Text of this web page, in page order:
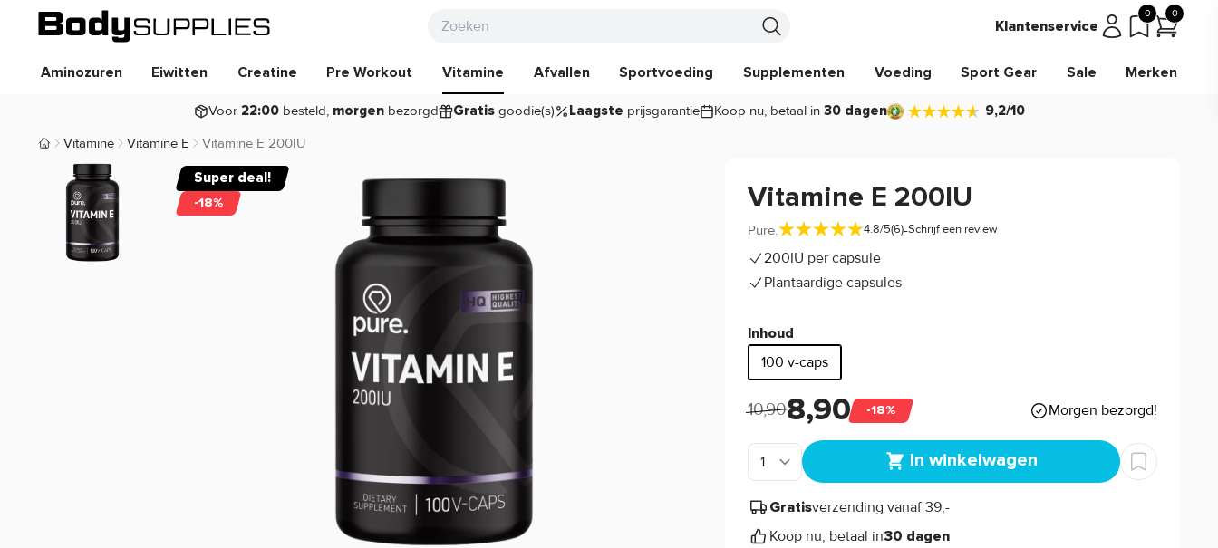
Klantenservice
0 0
Aminozuren Eiwitten Creatine Pre Workout Vitamine Afvallen Sportvoeding Supplementen Voeding Sport Gear Sale Merken
Voor 22:00besteld, morgenbezorgd Gratisgoodie(s) Laagste prijsgarantie Koop nu, betaal in 30 dagen 9,2/10
Body Supplies | Sportvoeding en Supplementen
Vitamine Vitamine E Vitamine E 200IU
Vitamine E 200IU
Pure. 4.8/5(6)-Schrijf een review
200IU per capsule
Plantaardige capsules
Inhoud
100 v-caps
10,908,90 -18% Morgen bezorgd!
In winkelwagen
Gratisverzending vanaf 39,-
Koop nu, betaal in30 dagen
Super deal!
-18%